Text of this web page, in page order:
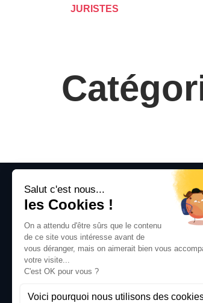
JURISTES
ACCUEIL
SOLUTION
EXPERTISES
BLOG